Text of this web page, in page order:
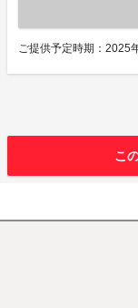
ご提供予定時期：2025
こ